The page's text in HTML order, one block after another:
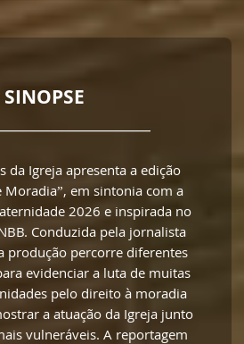
SINOPSE
da Igreja apresenta a edição
Moradia”, em sintonia com a
2026 e inspirada no
Conduzida pela jornalista
produção percorre diferentes
evidenciar a luta de muitas
pelo direito à moradia
a atuação da Igreja junto
vulneráveis. A reportagem